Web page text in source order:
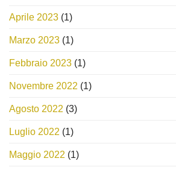
Aprile 2023 (1)
Marzo 2023 (1)
Febbraio 2023 (1)
Novembre 2022 (1)
Agosto 2022 (3)
Luglio 2022 (1)
Maggio 2022 (1)